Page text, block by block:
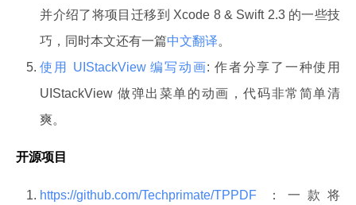
并介绍了将项目迁移到 Xcode 8 & Swift 2.3 的一些技
巧，同时本文还有一篇中文翻译。
使用 UIStackView 编写动画: 作者分享了一种使用
UIStackView 做弹出菜单的动画，代码非常简单清
爽。
开源项目
https://github.com/Techprimate/TPPDF ：一款将